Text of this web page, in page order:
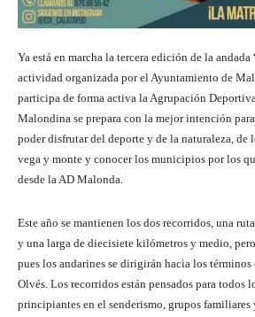
Ya está en marcha la tercera edición de la
actividad organizada por el Ayuntamiento de
participa de forma activa la Agrupación
Malondina se prepara con la mejor intención
poder disfrutar del deporte y de la naturaleza, de
vega y monte y conocer los municipios por los
desde la AD Malonda.
Este año se mantienen los dos recorridos, una
y una larga de diecisiete kilómetros y medio,
pues los andarines se dirigirán hacia los
Olvés. Los recorridos están pensados para todos
principiantes en el senderismo, grupos familiares